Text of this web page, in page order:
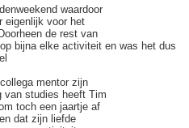
waardoor
eigenlijk voor het
de rest van
bijna elke activiteit en was het dus
mentor zijn
van studies heeft Tim
toch een jaartje af
dat zijn liefde